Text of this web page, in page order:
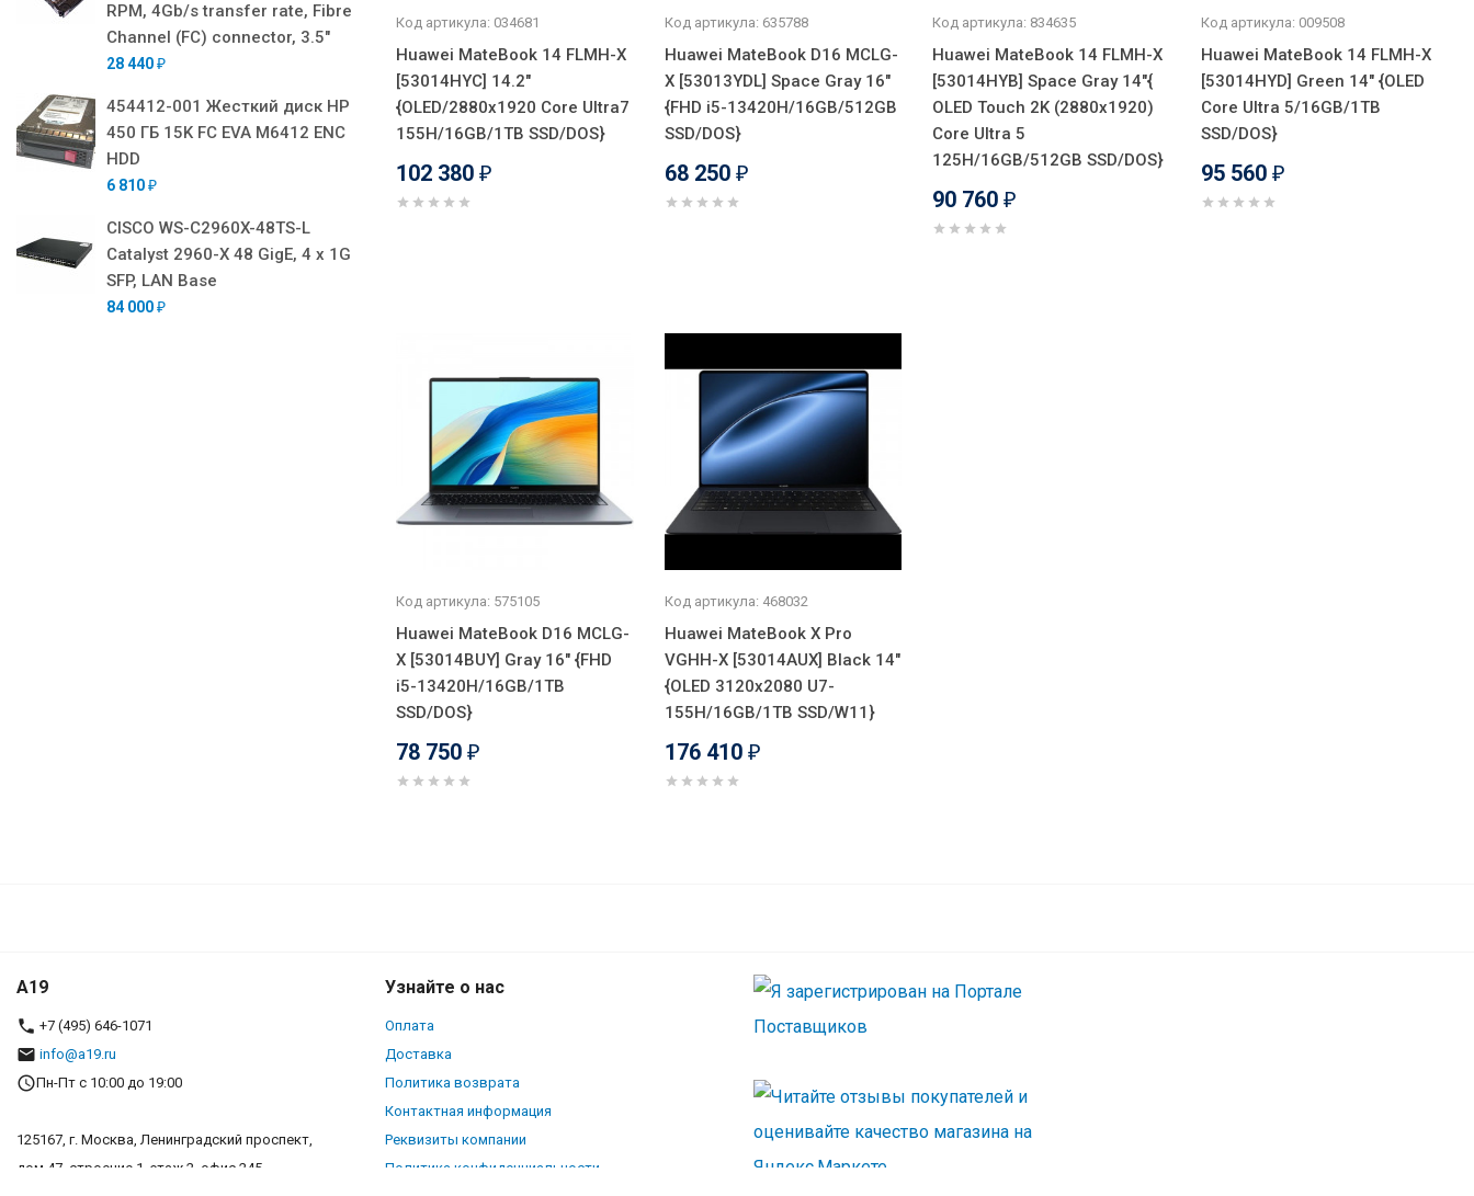
RPM, 4Gb/s transfer rate, Fibre
Channel (FC) connector, 3.5"
28 440 ₽
454412-001 Жесткий диск HP
450 ГБ 15K FC EVA M6412 ENC
HDD
6 810 ₽
CISCO WS-C2960X-48TS-L
Catalyst 2960-X 48 GigE, 4 x 1G
SFP, LAN Base
84 000 ₽
Код артикула: 034681
Huawei MateBook 14 FLMH-X
[53014HYC] 14.2"
{OLED/2880x1920 Core Ultra7
155H/16GB/1TB SSD/DOS}
102 380 ₽
Код артикула: 635788
Huawei MateBook D16 MCLG-
X [53013YDL] Space Gray 16"
{FHD i5-13420H/16GB/512GB
SSD/DOS}
68 250 ₽
Код артикула: 834635
Huawei MateBook 14 FLMH-X
[53014HYB] Space Gray 14"{
OLED Touch 2K (2880x1920)
Core Ultra 5
125H/16GB/512GB SSD/DOS}
90 760 ₽
Код артикула: 009508
Huawei MateBook 14 FLMH-X
[53014HYD] Green 14" {OLED
Core Ultra 5/16GB/1TB
SSD/DOS}
95 560 ₽
Код артикула: 575105
Huawei MateBook D16 MCLG-
X [53014BUY] Gray 16" {FHD
i5-13420H/16GB/1TB
SSD/DOS}
78 750 ₽
Код артикула: 468032
Huawei MateBook X Pro
VGHH-X [53014AUX] Black 14"
{OLED 3120x2080 U7-
155H/16GB/1TB SSD/W11}
176 410 ₽
A19
+7 (495) 646-1071
info@a19.ru
Пн-Пт с 10:00 до 19:00
125167, г. Москва, Ленинградский проспект,
дом 47, строение 1, этаж 2, офис 245
Узнайте о нас
Оплата
Доставка
Политика возврата
Контактная информация
Реквизиты компании
Политика конфиденциальности